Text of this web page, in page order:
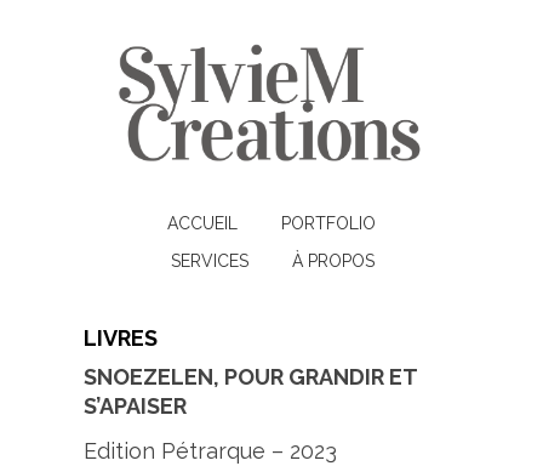
ACCUEIL
PORTFOLIO
SERVICES
À PROPOS
LIVRES
SNOEZELEN, POUR GRANDIR ET
S’APAISER
Edition Pétrarque – 2023